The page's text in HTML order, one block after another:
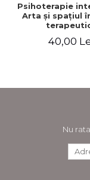
Psihoterapie
Arta şi spaţiul
40,00
Nu